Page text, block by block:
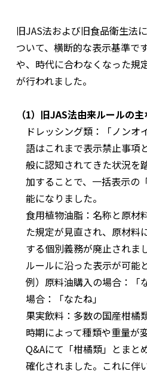
旧JAS法および旧食品衛生法
ついて、横断的な表示基準で
や、時代に合わなくなった規
が行われました。
（1）旧JAS法由来ルールの
ドレッシング類：「ノンオ
語はこれまで表示禁止事項
般に認知されてきた状況を
加することで、一括表示の
能になりました。
食用植物油脂：名称と原材
た規定が見直され、原材料
する個別義務が廃止されま
ルールに沿った表示が可能
例）原料油購入の場合：
場合：「なたね」
果実飲料：多数の国産柑橘
時期によって種類や重量が
Q&Aにて「柑橘類」とまと
確化されました。これに伴